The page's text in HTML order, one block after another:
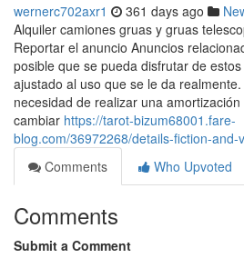
wernerc702axr1 361 days ago
Alquiler camiones gruas y gruas
Reportar el anuncio Anuncios
posible que se pueda disfrutar de
ajustado al uso que se le da
necesidad de realizar una
cambiar https://tarot-bizum68001.fare-
blog.com/36972268/details-fiction-and-
Comments
Who Upvoted
Comments
Submit a Comment